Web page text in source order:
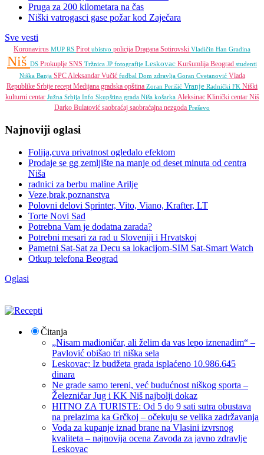
Pruga za 200 kilometara na čas
Niški vatrogasci gase požar kod Zaječara
Sve vesti
Koronavirus MUP RS Pirotubistvo policija Dragana Sotirovski Vladičin Han Gradina
Niš DS Prokuplje SNS Tržnica JP fotografije Leskovac Kuršumlija Beograd studenti
Niška Banja SPCAleksandar Vučić fudbal Dom zdravlja Goran Cvetanović Vlada
Republike Srbije receptMedijana gradska opština Zoran Perišić Vranje Radnički FK Niški
kulturni centar Južna Srbija Info Skupština grada Niša košarka Aleksinac Klinički centar Niš
Darko Bulatović saobraćaj saobraćajna nezgoda Preševo
Najnoviji oglasi
Folija,cuva privatnost ogledalo efektom
Prodaje se gg zemljište na manje od deset minuta od centra
Niša
radnici za berbu maline Arilje
Veze,brak,poznanstva
Polovni delovi Sprinter, Vito, Viano, Krafter, LT
Torte Novi Sad
Potrebna Vam je dodatna zarada?
Potrebni mesari za rad u Sloveniji i Hrvatskoj
Pametni Sat-Sat za Decu sa lokacijom-SIM Sat-Smart Watch
Otkup telefona Beograd
Oglasi
Čitanja
„Nisam mađioničar, ali želim da vas lepo iznenadim“ –
Pavlović obišao tri niška sela
Leskovac; Iz budžeta grada isplaćeno 10.986.645
dinara
Ne grade samo tereni, već budućnost niškog sporta –
Železničar Jug i KK Niš najbolji dokaz
HITNO ZA TURISTE: Od 5 do 9 sati sutra obustava
na prelazima ka Grčkoj – očekuju se velika zadržavanja
Voda za kupanje iznad brane na Vlasini izvrsnog
kvaliteta – najnovija ocena Zavoda za javno zdravlje
Leskovac